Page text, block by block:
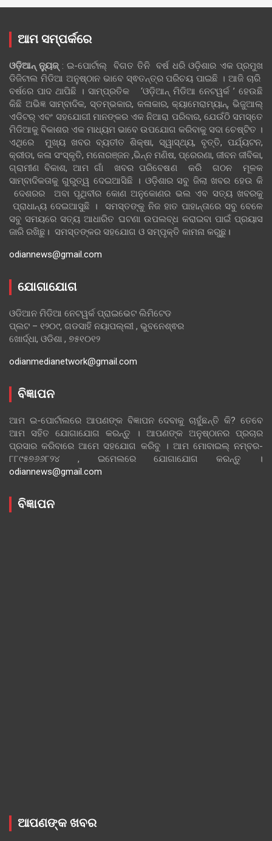
ଆମ ସମ୍ପର୍କରେ
ଓଡ଼ିଆନ୍‍ ନ୍ୟୁଜ୍‍: ଇ-ପୋର୍ଟାଲ୍ ବିଗତ ତିନି ବର୍ଷ ଧରି ଓଡ଼ିଶାର ଏକ ପ୍ରମୁଖ
ଡିଜିଟାଲ ମିଡିଆ ଅନୁଷ୍ଠାନ ଭାବେ ସ୍ଵତନ୍ତ୍ର ପରିଚୟ ପାଇଛି । ଆଜି ଚାରି
ବର୍ଷରେ ପାଦ ଥାପିଛି । ସାମ୍ପ୍ରତିକ ‘ଓଡ଼ିଆନ୍‍ ମିଡିଆ ନେଟୱର୍କ ’ ହେଉଛି
କିଛି ଅଭିଜ୍ଞ ସାମ୍ବାଦିକ, ସ୍ତମ୍ଭକାର, କଳାକାର, କ୍ୟାମେରାମ୍ୟାନ୍, ଭିଜୁଆଲ୍
ଏଡିଟର୍ ଏବଂ ସହଯୋଗୀ ମାନଙ୍କର ଏକ ନିଆରା ପରିବାର, ଯେଉଁଠି ସମସ୍ତେ
ମିଡିଆକୁ ବିକାଶର ଏକ ମାଧ୍ୟମ ଭାବେ ଉପଯୋଗ କରିବାକୁ ସଦା ଚେଷ୍ଟିତ ।
ଏଥିରେ ମୁଖ୍ୟ ଖବର ବ୍ୟତୀତ ଶିକ୍ଷା, ସ୍ୱାସ୍ଥ୍ୟ, ବୃତ୍ତି, ପର୍ଯ୍ୟଟନ,
କ୍ରୀଡା, କଳା ସଂସ୍କୃତି, ମନୋରଞ୍ଜନ ,ଭିନ୍ନ ମଣିଷ, ପ୍ରେରଣା, ଜୀବନ ଜୀବିକା,
ଗ୍ରାମୀଣ ବିକାଶ, ଆମ ଗାଁ ଖବର ପରିବେଷଣ କରି ଗଠନ ମୂଳକ
ସାମ୍ବାଦିକତାକୁ ଗୁରୁତ୍ୱ ଦେଇଆସିଛି । ଓଡ଼ିଶାର ସବୁ ଜିଲା ଖବର ହେଉ କି
ଦେଶରର ଅବା ପୃଥିବୀର କୋଣ ଅନୁକୋଣର ଭଲ ଏବ ସତ୍ୟ ଖବରକୁ
ପ୍ରାଧାନ୍ୟ ଦେଇଆସୁଛି । ସମସ୍ତଙ୍କୁ ନିଜ ହାତ ପାହାନ୍ତାରେ ସବୁ ବେଳେ
ସବୁ ସମୟରେ ସତ୍ୟ ଆଧାରିତ ଘଟଣା ଉପଲବ୍ଧ କରାଇବା ପାଇଁ ପ୍ରୟାସ
ଜାରି ରଖିଛୁ। ସମସ୍ତଙ୍କର ସହଯୋଗ ଓ ସମ୍ପୃକ୍ତି କାମନା କରୁଛୁ।
odiannews@gmail.com
ଯୋଗାଯୋଗ
ଓଡିଆନ ମିଡିଆ ନେଟୱର୍କ ପ୍ରାଇଭେଟ ଲିମିଟେଡ
ପ୍ଲଟ – ୧୨୦୯, ଗଡସାହି ନୟାପଲ୍ଲୀ , ଭୁବନେଶ୍ଵର
ଖୋର୍ଦ୍ଧା, ଓଡିଶା , ୭୫୧୦୧୨
odianmedianetwork@gmail.com
ବିଜ୍ଞାପନ
ଆମ ଇ-ପୋର୍ଟାଲରେ ଆପଣଙ୍କ ବିଜ୍ଞାପନ ଦେବାକୁ ଚାହୁଁଛନ୍ତି କି? ତେବେ
ଆମ ସହିତ ଯୋଗାଯୋଗ କରନ୍ତୁ । ଆପଣଙ୍କ ଅନୁଷ୍ଠାନର ପ୍ରଚାର
ପ୍ରସାର କରିବାରେ ଆମେ ସହଯୋଗ କରିବୁ । ଆମ ମୋବାଇଲ୍ ନମ୍ବର-
୮୮୯୫୭୬୬୮୨୪ , ଇମେଲରେ ଯୋଗାଯୋଗ କରନ୍ତୁ ।
odiannews@gmail.com
ବିଜ୍ଞାପନ
ଆପଣଙ୍କ ଖବର